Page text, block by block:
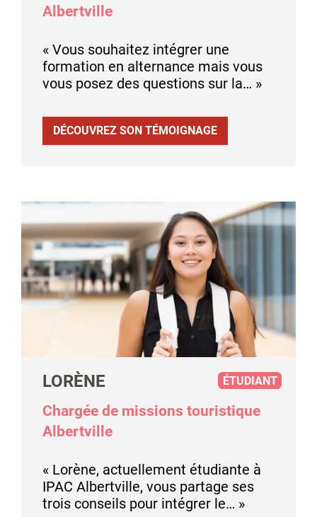
Albertville
« Vous souhaitez intégrer une
formation en alternance mais vous
vous posez des questions sur la… »
DÉCOUVREZ SON TÉMOIGNAGE
LORÈNE
Chargée de missions touristique
Albertville
« Lorène, actuellement étudiante à
IPAC Albertville, vous partage ses
trois conseils pour intégrer le… »
ÉTUDIANT